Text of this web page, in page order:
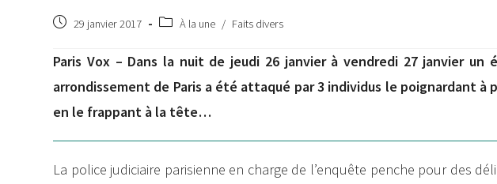
Post29 janvier 2017
PostÀ la une / Faits divers
Paris Vox – Dans la nuit de jeudi 26 janvier à vendredi 27 janvier
arrondissement de Paris a été attaqué par 3 individus le poignardant
en le frappant à la tête…
La police judiciaire parisienne en charge de l’enquête penche pour des